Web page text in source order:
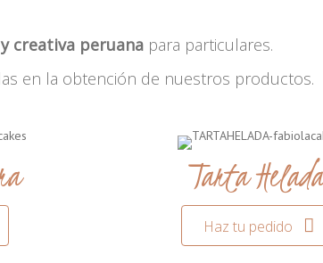
creativa peruana para particulares.
en la obtención de nuestros productos.
Tarta
Haz tu pedido